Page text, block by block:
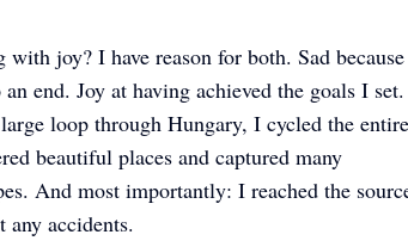
joy? I have reason for both. Sad
end. Joy at having achieved the goals I
loop through Hungary, I cycled the entire
beautiful places and captured many
And most importantly: I reached the
any accidents.